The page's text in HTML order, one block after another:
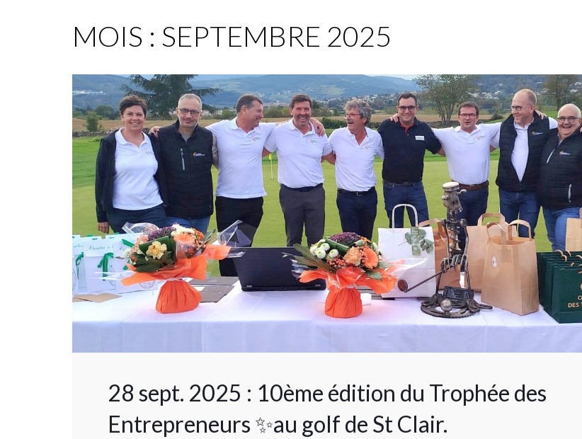
MOIS : SEPTEMBRE 2025
28 sept. 2025 : 10ème édition du Trophée des
Entrepreneurs ✨au golf de St Clair.